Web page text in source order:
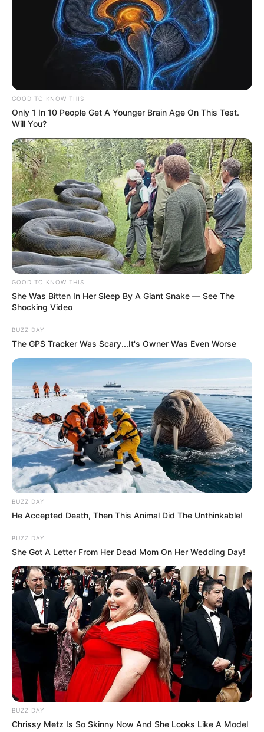
GOOD TO KNOW THIS
Only 1 In 10 People Get A Younger Brain Age On This Test.
Will You?
GOOD TO KNOW THIS
She Was Bitten In Her Sleep By A Giant Snake — See The
Shocking Video
BUZZ DAY
The GPS Tracker Was Scary...It's Owner Was Even Worse
BUZZ DAY
He Accepted Death, Then This Animal Did The Unthinkable!
BUZZ DAY
She Got A Letter From Her Dead Mom On Her Wedding Day!
BUZZ DAY
Chrissy Metz Is So Skinny Now And She Looks Like A Model